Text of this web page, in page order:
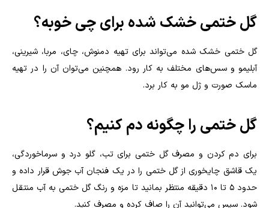
گل ختمی خشک شده برای چی خوبه؟
گل ختمی خشک شده می‌تواند برای تهیه دمنوش، چای، مربا، شیرینی،
آبلیمو و سس‌های مختلف به کار رود. همچنین می‌توان آن را در تهیه
ماسک صورت و ژل مو به کار برد.
گل ختمی را چگونه دم کنیم؟
برای دم کردن و مصرف گل ختمی برای تب، گلو درد و سرماخوردگی،
یک قاشق چایخوری از گل ختمی را در یک فنجان آب جوش قرار داده و
حدود ۵ تا ۱۰ دقیقه منتظر بمانید تا مزه و رنگ گل ختمی به آب منتقل
شود. سپس می‌توانید آن را صاف کرده و مصرف کنید.